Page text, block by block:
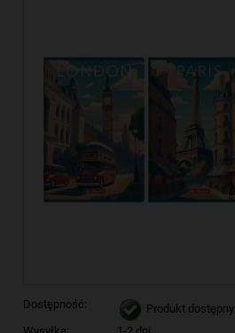
Dostępność:
Produkt dostępny